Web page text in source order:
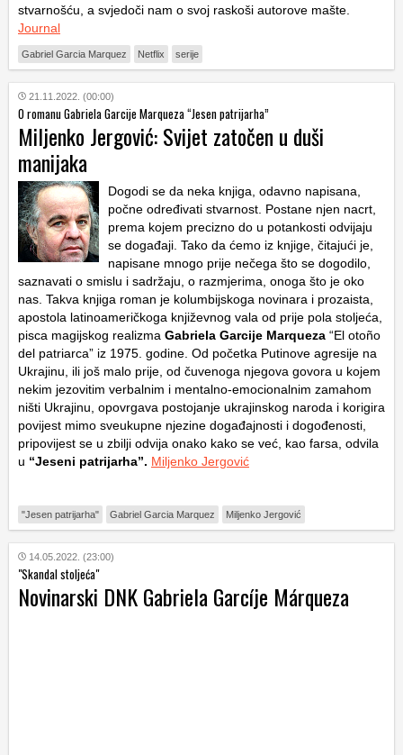
stvarnošću, a svjedoči nam o svoj raskoši autorove mašte.
Journal
Gabriel Garcia Marquez Netflix serije
21.11.2022. (00:00)
O romanu Gabriela Garcije Marqueza “Jesen patrijarha”
Miljenko Jergović: Svijet zatočen u duši
manijaka
Dogodi se da neka knjiga, odavno napisana,
počne određivati stvarnost. Postane njen nacrt,
prema kojem precizno do u potankosti odvijaju
se događaji. Tako da ćemo iz knjige, čitajući je,
napisane mnogo prije nečega što se dogodilo,
saznavati o smislu i sadržaju, o razmjerima, onoga što je oko
nas. Takva knjiga roman je kolumbijskoga novinara i prozaista,
apostola latinoameričkoga književnog vala od prije pola stoljeća,
pisca magijskog realizma Gabriela Garcije Marqueza “El otoño
del patriarca” iz 1975. godine. Od početka Putinove agresije na
Ukrajinu, ili još malo prije, od čuvenoga njegova govora u kojem
nekim jezovitim verbalnim i mentalno-emocionalnim zamahom
ništi Ukrajinu, opovrgava postojanje ukrajinskog naroda i korigira
povijest mimo sveukupne njezine događajnosti i dogođenosti,
pripovijest se u zbilji odvija onako kako se već, kao farsa, odvila
u “Jeseni patrijarha”. Miljenko Jergović
"Jesen patrijarha" Gabriel Garcia Marquez Miljenko Jergović
14.05.2022. (23:00)
"Skandal stoljeća"
Novinarski DNK Gabriela Garcíje Márqueza